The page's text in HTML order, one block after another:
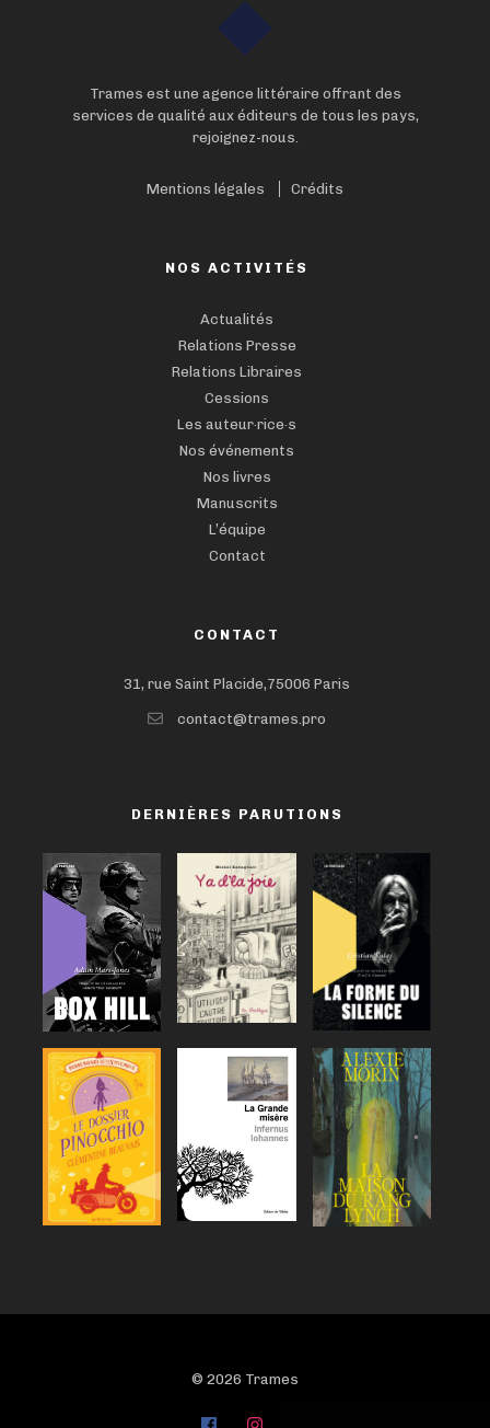
Trames est une agence littéraire offrant des
services de qualité aux éditeurs de tous les pays,
rejoignez-nous.
Mentions légales Crédits
NOS ACTIVITÉS
Actualités
Relations Presse
Relations Libraires
Cessions
Les auteur·rice·s
Nos événements
Nos livres
Manuscrits
L’équipe
Contact
CONTACT
31, rue Saint Placide,75006 Paris
contact@trames.pro
DERNIÈRES PARUTIONS
© 2026 Trames